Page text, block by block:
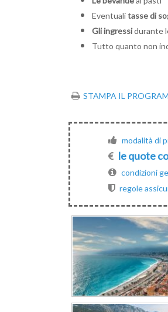
Eventualitasse di
Gli ingressidurante
Tutto quanto non
STAMPA IL
modalità di
le quote
condizioni
regole